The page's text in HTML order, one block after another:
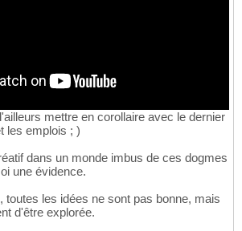
mettre en corollaire avec le dernier
les emplois ; )
dans un monde imbus de ces dogmes
une évidence.
toutes les idées ne sont pas bonne, mais
d'être explorée.